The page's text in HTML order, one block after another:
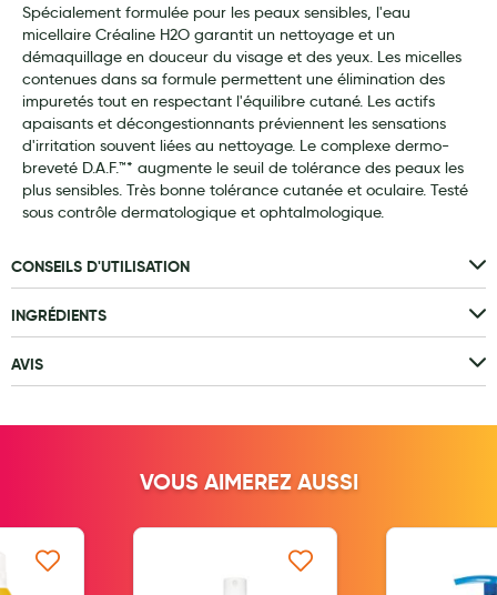
Laits infantiles
Biberons et tétines
Toilette du bébé
Accessoires bébé
Alimentation
Tisanes allaitement et compléments alimentaires
Accessoires maternité
maternité
Diététique minceur
Spécialement formulée pour les peaux sensibles, l'eau
micellaire Créaline H2O garantit un nettoyage et un
démaquillage en douceur du visage et des yeux. Les micelles
contenues dans sa formule permettent une élimination des
impuretés tout en respectant l'équilibre cutané. Les actifs
apaisants et décongestionnants préviennent les sensations
d'irritation souvent liées au nettoyage. Le complexe dermo-
breveté D.A.F.™* augmente le seuil de tolérance des peaux les
plus sensibles. Très bonne tolérance cutanée et oculaire. Testé
sous contrôle dermatologique et ophtalmologique.
CONSEILS D'UTILISATION
INGRÉDIENTS
AVIS
VOUS AIMEREZ AUSSI
liste d’envie Ajouter à ma liste d’envie